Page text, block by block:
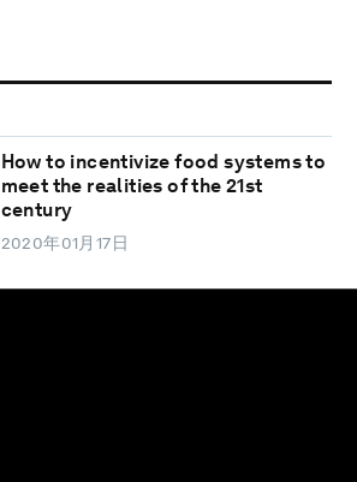
How to incentivize food systems to
meet the realities of the 21st
century
2020年01月17日